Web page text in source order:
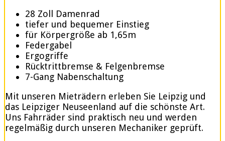
28 Zoll Damenrad
tiefer und bequemer Einstieg
für Körpergröße ab 1,65m
Federgabel
Ergogriffe
Rücktrittbremse & Felgenbremse
7-Gang Nabenschaltung
Mit unseren Mieträdern erleben Sie Leipzig und
das Leipziger Neuseenland auf die schönste Art.
Uns Fahrräder sind praktisch neu und werden
regelmäßig durch unseren Mechaniker geprüft.